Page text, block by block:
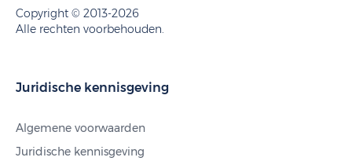
Copyright © 2013-2026
Alle rechten voorbehouden.
Juridische kennisgeving
Algemene voorwaarden
Juridische kennisgeving